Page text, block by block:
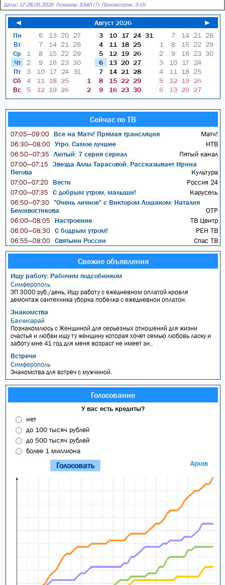
Даты: 17-28.05.2026 Показов: 5340 (7) Просмотров: 3 (0)
◄ Август 2026
►
Пн
Вт
Ср
Чт
Пт
Сб
Вс
6 13 20
27
7
14 21
28
1
8 15 22 29
2
9 16 23 30
3
10 17 24 31
4
11 18 25
5
12 19 26
3 10 17 24 31
4
11 18 25
5
12 19 26
6
13 20 27
7
14 21
28
1
8 15 22 29
2
9 16 23 30
7 14 21
28
1
8 15 22 29
2
9 16 23 30
3
10 17
24
4
11 18 25
5
12 19 26
6
13 20 27
Сейчас по ТВ
07:05—09:00 Все на Матч! Прямая трансляция Матч!
06:30—08:00 Утро. Самое лучшее НТВ
06:50—07:35 Лютый: 7 серия сериал Пятый канал
07:00—07:15
Звезда Аллы Тарасовой. Рассказывает Ирина
Пегова
Культура
07:00—07:20 Вести Россия 24
07:00—07:35 С добрым утром, малыши! Карусель
06:50—07:30
"Очень личное" с Виктором Лошаком: Наталия
Белохвостикова
ОТР
06:00—08:05 Настроение ТВ Центр
06:00—08:30 С бодрым утром! РЕН ТВ
06:55—08:00 Святыни России Спас ТВ
Свежие объявления
Ищу работу: Рабочим подсобником
Симферополь
ЗП 3000 руб./день, Ищу работу с ежедневном оплатой кровля
демонтаж сантехника уборка побелка с ежедневнои оплатои.
Знакомства
Бахчисарай
Познакомлюсь с Женщиной для серьезных отношений для жизни
счастья и любви ищу ту женщину которая хочет семью любовь ласку и
заботу мне 41 год для меня возраст не имеет зн..
Встречи
Симферополь
Знакомства для встреч с мужчиной.
Голосование
У вас есть кредиты?
нет
до 100 тысяч рублей
до 500 тысяч рублей
более 1 миллиона
Архив